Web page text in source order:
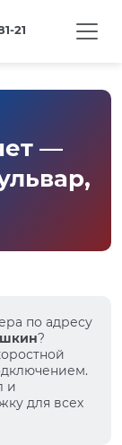
21
—
по адресу
?
и
для всех